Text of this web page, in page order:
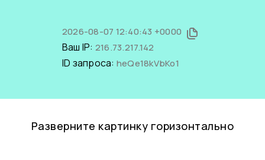
2026-08-07 12:40:43 +0000
Ваш IP: 216.73.217.142
ID запроса: heQe18kVbKo1
Разверните картинку горизонтально